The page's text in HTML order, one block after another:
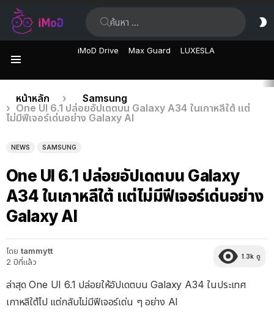
iMoD Drive Max Guard LUXESLA
เรื่อง
ล่าสุด
คุณอยู่ที่นี่:
หน้าหลัก
Samsung
One UI 6.1 ปล่อยอัปเดตบน Galaxy A34 ในเกาหลีใต้ แต่
ไม่มีฟีเจอร์เด่นอย่าง Galaxy AI
NEWS SAMSUNG
One UI 6.1 ปล่อยอัปเดตบน Galaxy
A34 ในเกาหลีใต้ แต่ไม่มีฟีเจอร์เด่นอย่าง
Galaxy AI
โดย tammytt
2 ปีที่แล้ว
1.3k ดู
ล่าสุด One UI 6.1 ปล่อยให้อัปเดตบน Galaxy A34 ในประเทศ
เกาหลีใต้ไป แต่กลับไม่มีฟีเจอร์เด่น ๆ อย่าง AI